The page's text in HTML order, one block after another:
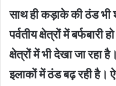
साथ ही कड़ाके की ठंड भी
पर्वतीय क्षेत्रों में
क्षेत्रों में भी देखा जा रहा
इलाकों में ठंड बढ़ रही है।